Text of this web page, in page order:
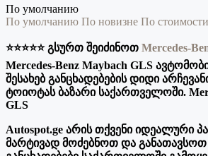
По умолчанию
По умолчанию По новизне По стоимости
⭐️⭐️⭐️⭐️⭐️ გსურთ შეიძინოთ Mercedes-
Mercedes-Benz Maybach GLS
შესახებ განცხადებების დიდი
ტოიოტას ბაზარი საქართველოში.
GLS
Autospot.ge არის თქვენი იდეალური
მარტივად მოძებნოთ და